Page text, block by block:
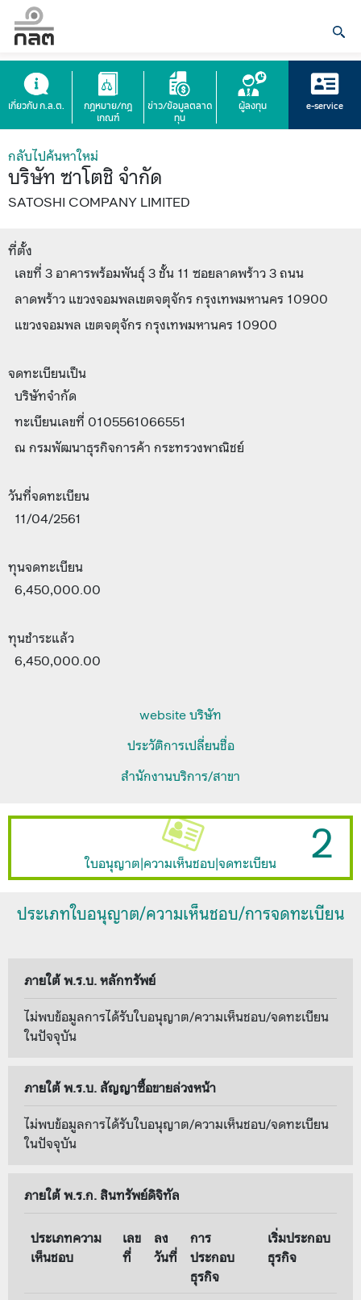
เกี่ยวกับ ก.ล.ต.
กฎหมาย/กฎ
เกณฑ์
ข่าว/ข้อมูลตลาด
ทุน
ผู้ลงทุน e-service
กลับไปค้นหาใหม่
บริษัท ซาโตชิ จำกัด
SATOSHI COMPANY LIMITED
ที่ตั้ง
เลขที่ 3 อาคารพร้อมพันธุ์ 3 ชั้น 11 ซอยลาดพร้าว 3 ถนน
ลาดพร้าว แขวงจอมพลเขตจตุจักร กรุงเทพมหานคร 10900
แขวงจอมพล เขตจตุจักร กรุงเทพมหานคร 10900
จดทะเบียนเป็น
บริษัทจำกัด
ทะเบียนเลขที่ 0105561066551
ณ กรมพัฒนาธุรกิจการค้า กระทรวงพาณิชย์
วันที่จดทะเบียน
11/04/2561
ทุนจดทะเบียน
6,450,000.00
ทุนชำระแล้ว
6,450,000.00
website บริษัท
ประวัติการเปลี่ยนชื่อ
สำนักงานบริการ/สาขา
ใบอนุญาต|ความเห็นชอบ|จดทะเบียน 2
ประเภทใบอนุญาต/ความเห็นชอบ/การจดทะเบียน
ภายใต้ พ.ร.บ. หลักทรัพย์
ไม่พบข้อมูลการได้รับใบอนุญาต/ความเห็นชอบ/จดทะเบียน
ในปัจจุบัน
ภายใต้ พ.ร.บ. สัญญาซื้อขายล่วงหน้า
ไม่พบข้อมูลการได้รับใบอนุญาต/ความเห็นชอบ/จดทะเบียน
ในปัจจุบัน
ภายใต้ พ.ร.ก. สินทรัพย์ดิจิทัล
ประเภทความ
เห็นชอบ
เลข
ที่
ลง
วันที่
การ
ประกอบ
ธุรกิจ
เริ่มประกอบ
ธุรกิจ